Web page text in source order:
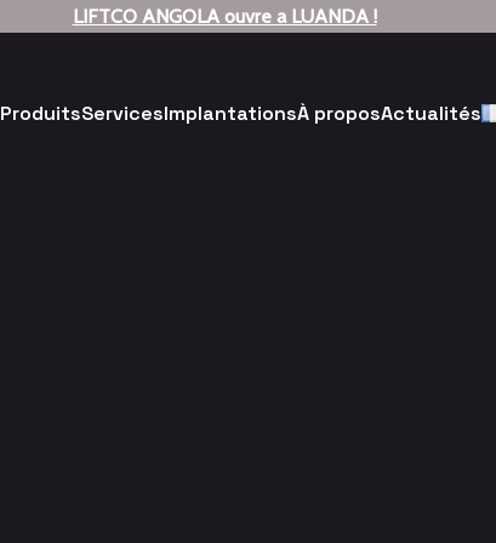
LIFTCO ANGOLA ouvre a LUANDA !
ProduitsServicesImplantationsÀ proposActualités